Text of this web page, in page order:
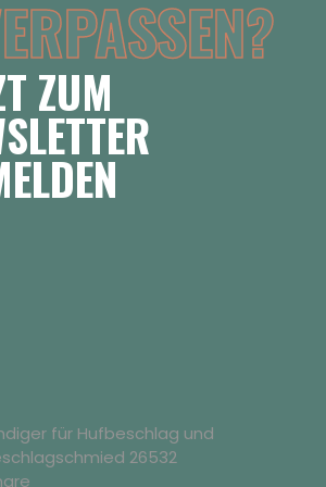
ZUM
für Hufbeschlag und
26532